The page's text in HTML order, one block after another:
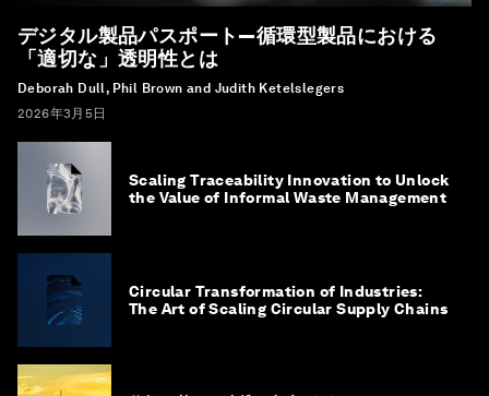
デジタル製品パスポート―循環型製品における
「適切な」透明性とは
Deborah Dull, Phil Brown and Judith Ketelslegers
2026年3月5日
Scaling Traceability Innovation to Unlock
the Value of Informal Waste Management
Circular Transformation of Industries:
The Art of Scaling Circular Supply Chains